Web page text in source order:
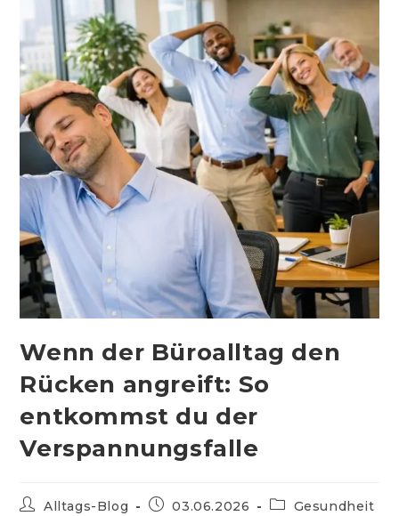
Wenn der Büroalltag den
Rücken angreift: So
entkommst du der
Verspannungsfalle
Beitrags-
Alltags-Blog
Beitrag03.06.2026
Beitrags-
Gesundheit